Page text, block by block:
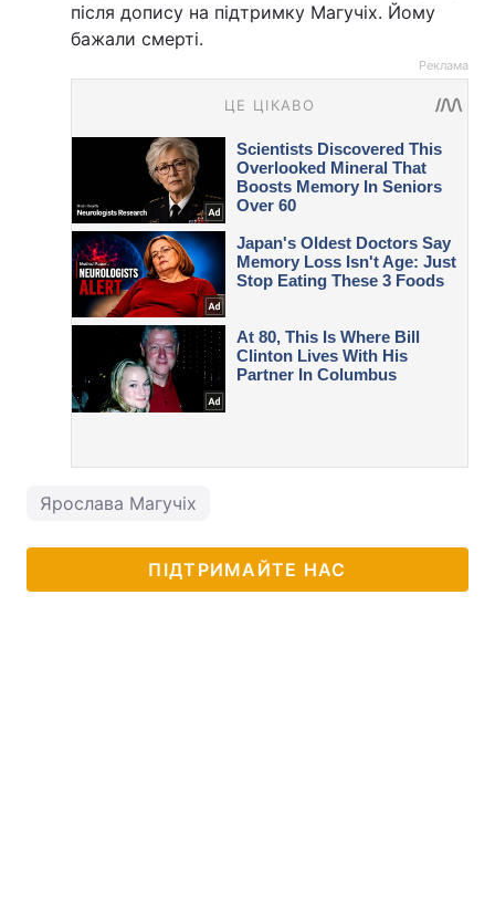
після допису на підтримку Магучіх. Йому
бажали смерті.
Реклама
Ярослава Магучіх
ПІДТРИМАЙТЕ НАС